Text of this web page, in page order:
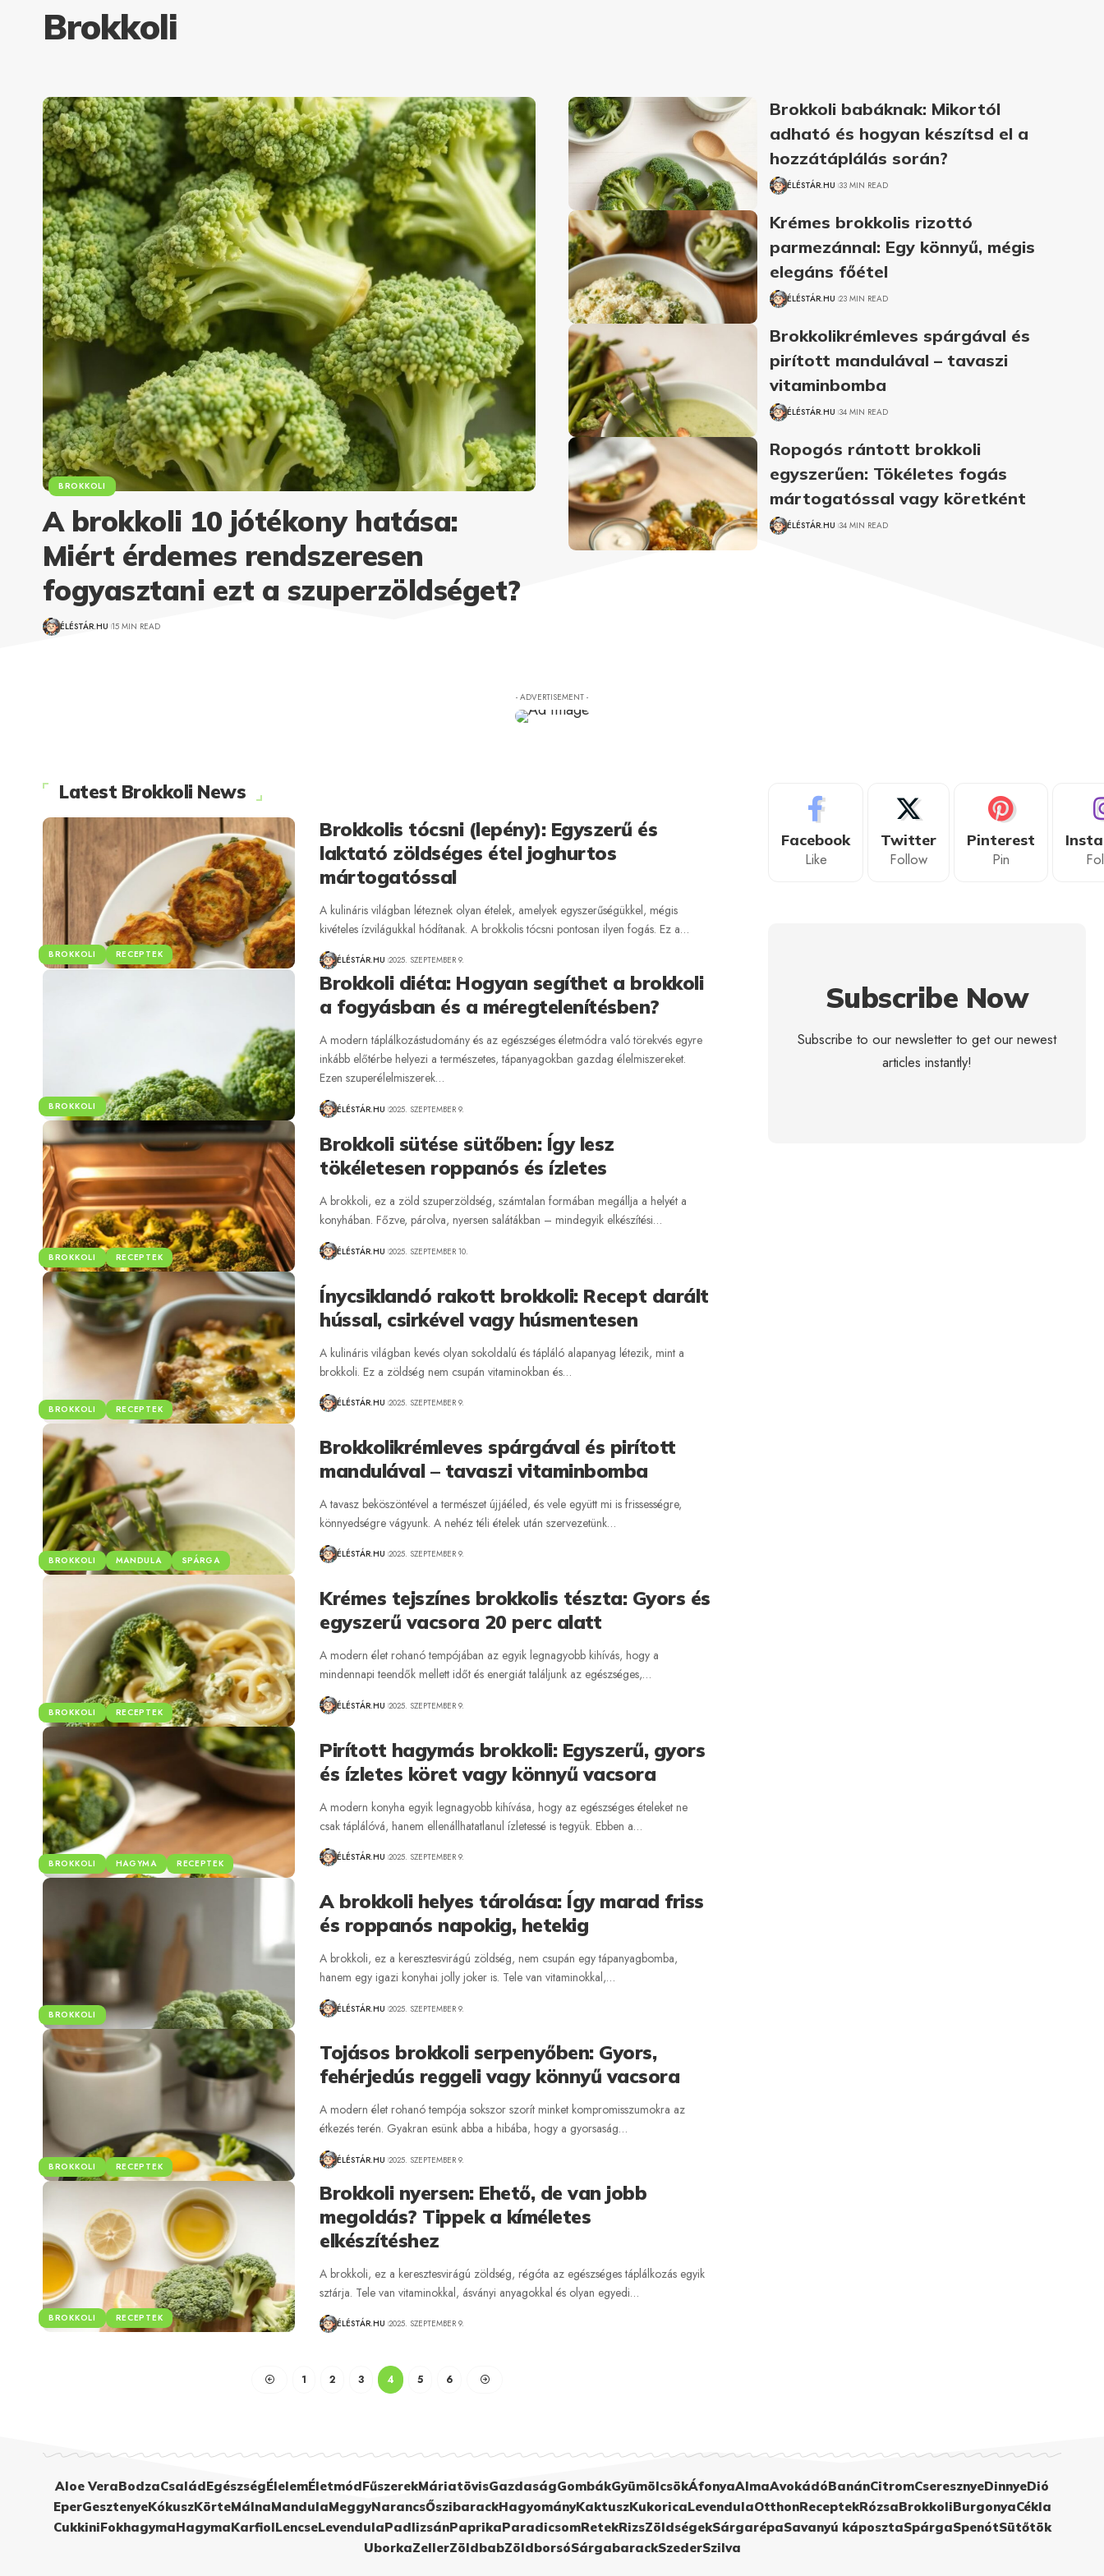
Brokkoli
BROKKOLI
A brokkoli 10 jótékony hatása:
Miért érdemes rendszeresen
fogyasztani ezt a szuperzöldséget?
ÉLÉSTÁR.HU 15 MIN READ
Brokkoli babáknak: Mikortól
adható és hogyan készítsd el a
hozzátáplálás során?
ÉLÉSTÁR.HU 33 MIN READ
Krémes brokkolis rizottó
parmezánnal: Egy könnyű, mégis
elegáns főétel
ÉLÉSTÁR.HU 23 MIN READ
Brokkolikrémleves spárgával és
pirított mandulával – tavaszi
vitaminbomba
ÉLÉSTÁR.HU 34 MIN READ
Ropogós rántott brokkoli
egyszerűen: Tökéletes fogás
mártogatóssal vagy köretként
ÉLÉSTÁR.HU 34 MIN READ
- ADVERTISEMENT -
Latest Brokkoli News
BROKKOLI RECEPTEK
Brokkolis tócsni (lepény): Egyszerű és
laktató zöldséges étel joghurtos
mártogatóssal
A kulináris világban léteznek olyan ételek, amelyek egyszerűségükkel, mégis
kivételes ízvilágukkal hódítanak. A brokkolis tócsni pontosan ilyen fogás. Ez a…
ÉLÉSTÁR.HU 2025. SZEPTEMBER 9.
BROKKOLI
Brokkoli diéta: Hogyan segíthet a brokkoli
a fogyásban és a méregtelenítésben?
A modern táplálkozástudomány és az egészséges életmódra való törekvés egyre
inkább előtérbe helyezi a természetes, tápanyagokban gazdag élelmiszereket.
Ezen szuperélelmiszerek…
ÉLÉSTÁR.HU 2025. SZEPTEMBER 9.
BROKKOLI RECEPTEK
Brokkoli sütése sütőben: Így lesz
tökéletesen roppanós és ízletes
A brokkoli, ez a zöld szuperzöldség, számtalan formában megállja a helyét a
konyhában. Főzve, párolva, nyersen salátákban – mindegyik elkészítési…
ÉLÉSTÁR.HU 2025. SZEPTEMBER 10.
BROKKOLI RECEPTEK
Ínycsiklandó rakott brokkoli: Recept darált
hússal, csirkével vagy húsmentesen
A kulináris világban kevés olyan sokoldalú és tápláló alapanyag létezik, mint a
brokkoli. Ez a zöldség nem csupán vitaminokban és…
ÉLÉSTÁR.HU 2025. SZEPTEMBER 9.
BROKKOLI MANDULA SPÁRGA
Brokkolikrémleves spárgával és pirított
mandulával – tavaszi vitaminbomba
A tavasz beköszöntével a természet újjáéled, és vele együtt mi is frissességre,
könnyedségre vágyunk. A nehéz téli ételek után szervezetünk…
ÉLÉSTÁR.HU 2025. SZEPTEMBER 9.
BROKKOLI RECEPTEK
Krémes tejszínes brokkolis tészta: Gyors és
egyszerű vacsora 20 perc alatt
A modern élet rohanó tempójában az egyik legnagyobb kihívás, hogy a
mindennapi teendők mellett időt és energiát találjunk az egészséges,…
ÉLÉSTÁR.HU 2025. SZEPTEMBER 9.
BROKKOLI HAGYMA RECEPTEK
Pirított hagymás brokkoli: Egyszerű, gyors
és ízletes köret vagy könnyű vacsora
A modern konyha egyik legnagyobb kihívása, hogy az egészséges ételeket ne
csak táplálóvá, hanem ellenállhatatlanul ízletessé is tegyük. Ebben a…
ÉLÉSTÁR.HU 2025. SZEPTEMBER 9.
BROKKOLI
A brokkoli helyes tárolása: Így marad friss
és roppanós napokig, hetekig
A brokkoli, ez a keresztesvirágú zöldség, nem csupán egy tápanyagbomba,
hanem egy igazi konyhai jolly joker is. Tele van vitaminokkal,…
ÉLÉSTÁR.HU 2025. SZEPTEMBER 9.
BROKKOLI RECEPTEK
Tojásos brokkoli serpenyőben: Gyors,
fehérjedús reggeli vagy könnyű vacsora
A modern élet rohanó tempója sokszor szorít minket kompromisszumokra az
étkezés terén. Gyakran esünk abba a hibába, hogy a gyorsaság…
ÉLÉSTÁR.HU 2025. SZEPTEMBER 9.
BROKKOLI RECEPTEK
Brokkoli nyersen: Ehető, de van jobb
megoldás? Tippek a kíméletes
elkészítéshez
A brokkoli, ez a keresztesvirágú zöldség, régóta az egészséges táplálkozás egyik
sztárja. Tele van vitaminokkal, ásványi anyagokkal és olyan egyedi…
ÉLÉSTÁR.HU 2025. SZEPTEMBER 9.
1 2 3 4 5 6
Facebook
Like
Twitter
Follow
Pinterest
Pin
Subscribe Now
Subscribe to our newsletter to get our newest
articles instantly!
Aloe VeraBodzaCsaládEgészségÉlelemÉletmódFűszerekMáriatövisGazdaságGombákGyümölcsökÁfonyaAlmaAvokádóBanánCitromCseresznyeDinnyeDió
EperGesztenyeKókuszKörteMálnaMandulaMeggyNarancsŐszibarackHagyományKaktuszKukoricaLevendulaOtthonReceptekRózsaBrokkoliBurgonyaCékla
CukkiniFokhagymaHagymaKarfiolLencseLevendulaPadlizsánPaprikaParadicsomRetekRizsZöldségekSárgarépaSavanyú káposztaSpárgaSpenótSütőtök
UborkaZellerZöldbabZöldborsóSárgabarackSzederSzilva